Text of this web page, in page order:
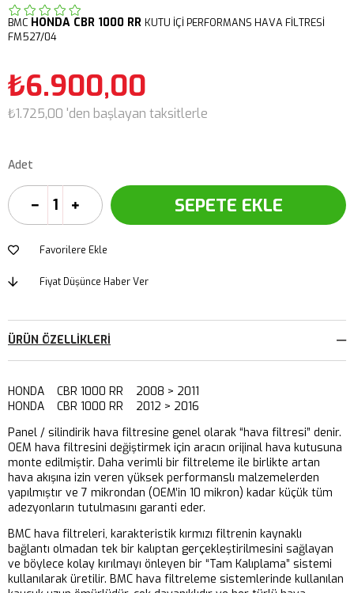
BMC HONDA CBR 1000 RR KUTU İÇİ PERFORMANS HAVA FİLTRESİ
FM527/04
₺6.900,00
₺1.725,00 'den başlayan taksitlerle
Adet
Favorilere Ekle
Fiyat Düşünce Haber Ver
ÜRÜN ÖZELLIKLERI
HONDA CBR 1000 RR 2008 > 2011
HONDA CBR 1000 RR 2012 > 2016
Panel / silindirik hava filtresine genel olarak “hava filtresi” denir.
OEM hava filtresini değiştirmek için aracın orijinal hava kutusuna
monte edilmiştir. Daha verimli bir filtreleme ile birlikte artan
hava akışına izin veren yüksek performanslı malzemelerden
yapılmıştır ve 7 mikrondan (OEM’in 10 mikron) kadar küçük tüm
adezyonların tutulmasını garanti eder.
BMC hava filtreleri, karakteristik kırmızı filtrenin kaynaklı
bağlantı olmadan tek bir kalıptan gerçekleştirilmesini sağlayan
ve böylece kolay kırılmayı önleyen bir “Tam Kalıplama” sistemi
kullanılarak üretilir. BMC hava filtreleme sistemlerinde kullanılan